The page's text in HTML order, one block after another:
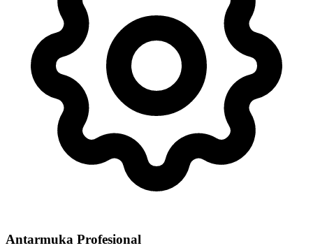
Antarmuka Profesional